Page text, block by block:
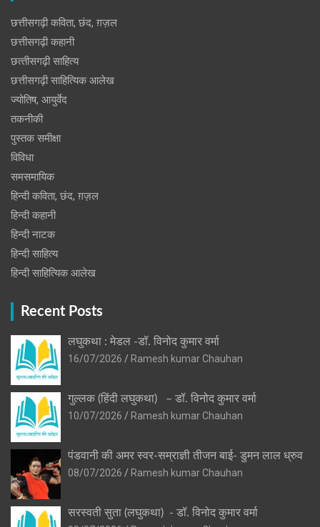
छत्तीसगढ़ी कविता, छंद, ग़ज़ल
छत्तीसगढ़ी कहानी
छत्‍तीसगढ़ी साहित्‍य
छत्तीसगढ़ी साहित्यिक आलेख
ज्योतिष, आयुर्वेद
तकनीकी
पुस्‍तक समीक्षा
विविधा
समसमायिक
हिन्दी कविता, छंद, ग़ज़ल
हिन्दी कहानी
हिन्‍दी नाटक
हिन्दी साहित्य
हिन्दी साहित्यिक आलेख
Recent Posts
लघुकथा : मेडल -डॉ. विनोद कुमार वर्मा
16/07/2026
Ramesh kumar Chauhan
गुल्लक (हिंदी लघुकथा) – डॉ. विनोद कुमार वर्मा
10/07/2026
Ramesh kumar Chauhan
पंडवानी की अमर स्वर-सम्राज्ञी तीजन बाई- डुमन लाल ध्रुव
08/07/2026
Ramesh kumar Chauhan
सरस्वती सुता (लघुकथा) ​- डॉ. विनोद कुमार वर्मा